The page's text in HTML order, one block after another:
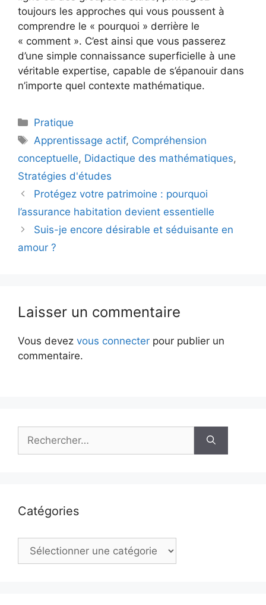
toujours les approches qui vous poussent à
comprendre le « pourquoi » derrière le
« comment ». C’est ainsi que vous passerez
d’une simple connaissance superficielle à une
véritable expertise, capable de s’épanouir dans
n’importe quel contexte mathématique.
Catégories
Pratique
Étiquettes
Apprentissage actif, Compréhension
conceptuelle, Didactique des mathématiques,
Stratégies d'études
Protégez votre patrimoine : pourquoi
l’assurance habitation devient essentielle
Suis-je encore désirable et séduisante en
amour ?
Laisser un commentaire
Vous devez vous connecter pour publier un
commentaire.
Catégories
Catégories